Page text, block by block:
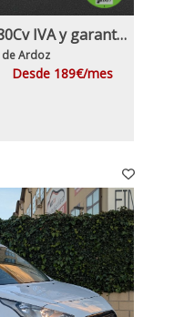
Fiat Fiorino 1.3Mjet E6+ 80Cv IVA y garantía Incl Etiqueta C
Ardoz
Desde 189€/mes